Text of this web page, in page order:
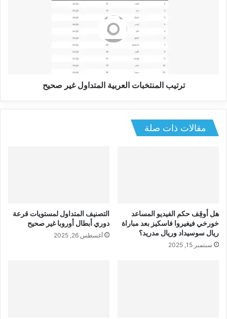
ترتيب المنتخبات العربية المتداول غير صحيح
مقالات ذات صلة
هل أوقِف حكم الفيديو المساعد
خورخي فيغيروا فاسكيز بعد مباراة
ريال سوسيداد وريال مدريد؟
سبتمبر 15, 2025
التصنيف المتداول لمستويات قرعة
دوري أبطال أوروبا غير صحيح
أغسطس 26, 2025